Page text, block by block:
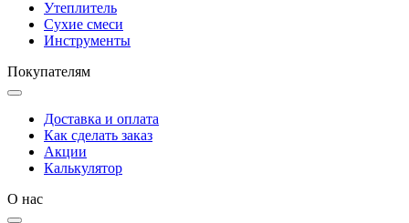
Утеплитель
Сухие смеси
Инструменты
Покупателям
Доставка и оплата
Как сделать заказ
Акции
Калькулятор
О нас